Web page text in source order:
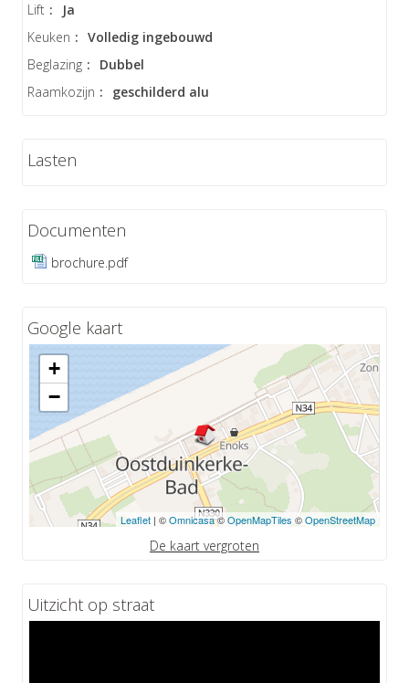
Lift :
Ja
Keuken : Volledig ingebouwd
Beglazing :
Dubbel
Raamkozijn : geschilderd alu
Lasten
Documenten
brochure.pdf
Google kaart
+
−
Leaflet| ©Omnicasa©OpenMapTiles ©OpenStreetMap
De kaart vergroten
Uitzicht op straat